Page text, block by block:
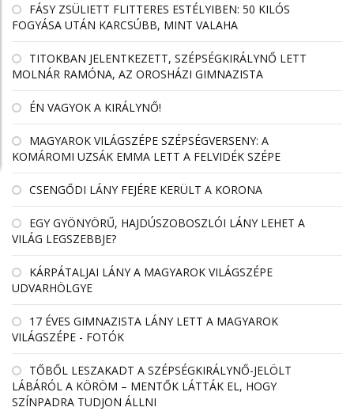
FÁSY ZSÜLIETT FLITTERES ESTÉLYIBEN: 50 KILÓS
FOGYÁSA UTÁN KARCSÚBB, MINT VALAHA
TITOKBAN JELENTKEZETT, SZÉPSÉGKIRÁLYNŐ LETT
MOLNÁR RAMÓNA, AZ OROSHÁZI GIMNAZISTA
ÉN VAGYOK A KIRÁLYNŐ!
MAGYAROK VILÁGSZÉPE SZÉPSÉGVERSENY: A
KOMÁROMI UZSÁK EMMA LETT A FELVIDÉK SZÉPE
CSENGŐDI LÁNY FEJÉRE KERÜLT A KORONA
EGY GYÖNYÖRŰ, HAJDÚSZOBOSZLÓI LÁNY LEHET A
VILÁG LEGSZEBBJE?
KÁRPÁTALJAI LÁNY A MAGYAROK VILÁGSZÉPE
UDVARHÖLGYE
17 ÉVES GIMNAZISTA LÁNY LETT A MAGYAROK
VILÁGSZÉPE - FOTÓK
TŐBŐL LESZAKADT A SZÉPSÉGKIRÁLYNŐ-JELÖLT
LÁBÁRÓL A KÖRÖM – MENTŐK LÁTTÁK EL, HOGY
SZÍNPADRA TUDJON ÁLLNI